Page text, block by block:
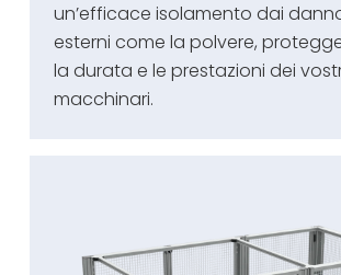
un’efficace isolamento dai
esterni come la polvere,
la durata e le prestazioni dei
macchinari.